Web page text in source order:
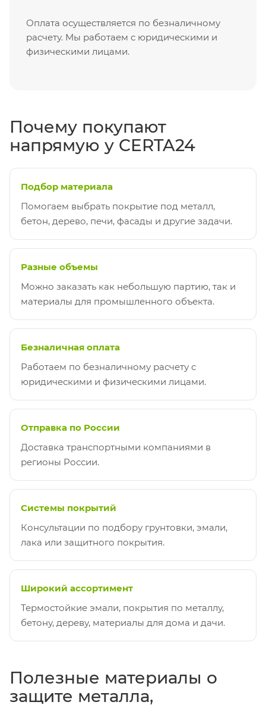
Оплата осуществляется по безналичному
расчету. Мы работаем с юридическими и
физическими лицами.
Почему покупают
напрямую у CERTA24
Подбор материала
Помогаем выбрать покрытие под металл,
бетон, дерево, печи, фасады и другие задачи.
Разные объемы
Можно заказать как небольшую партию, так и
материалы для промышленного объекта.
Безналичная оплата
Работаем по безналичному расчету с
юридическими и физическими лицами.
Отправка по России
Доставка транспортными компаниями в
регионы России.
Системы покрытий
Консультации по подбору грунтовки, эмали,
лака или защитного покрытия.
Широкий ассортимент
Термостойкие эмали, покрытия по металлу,
бетону, дереву, материалы для дома и дачи.
Полезные материалы о
защите металла,